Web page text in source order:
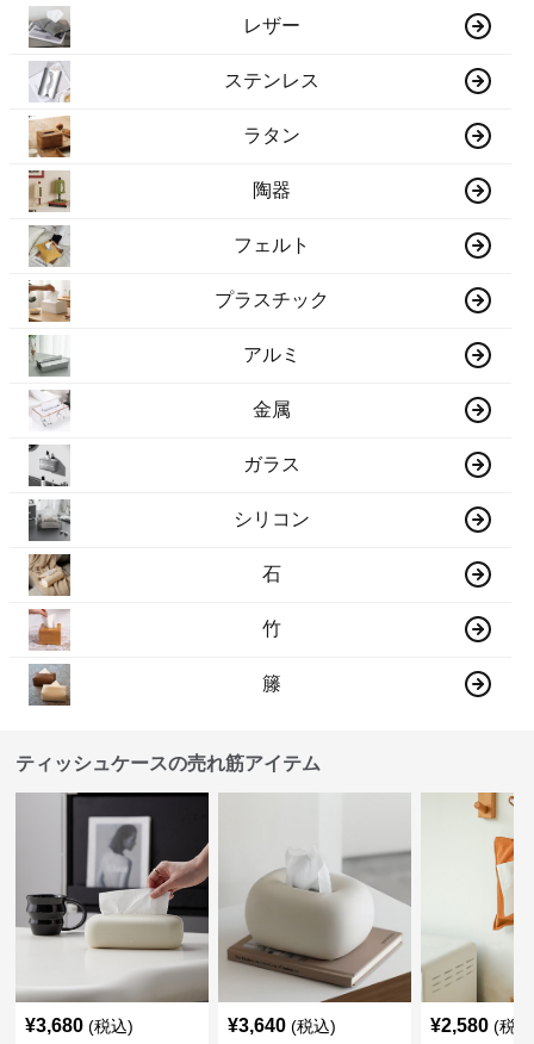
レザー
ステンレス
ラタン
陶器
フェルト
プラスチック
アルミ
金属
ガラス
シリコン
石
竹
籐
ティッシュケースの売れ筋アイテム
¥3,680 (税込) ¥3,640 (税込) ¥2,580 (税